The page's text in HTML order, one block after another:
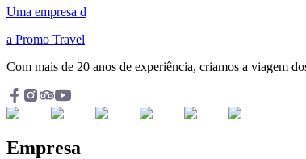
Uma empresa d
a Promo Travel
Com mais de 20 anos de experiência, criamos a viagem
Empresa